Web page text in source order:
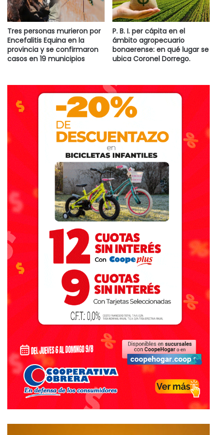
Lobos, Luján, Pilar, Tandil, Sierra de la Ventana, Junín,
Tigre, San Antonio de Areco, entre otros”.
Tres personas murieron por
Encefalitis Equina en la
provincia y se confirmaron
casos en 19 municipios
P. B. I. per cápita en el
ámbito agropecuario
bonaerense: en qué lugar se
ubica Coronel Dorrego.